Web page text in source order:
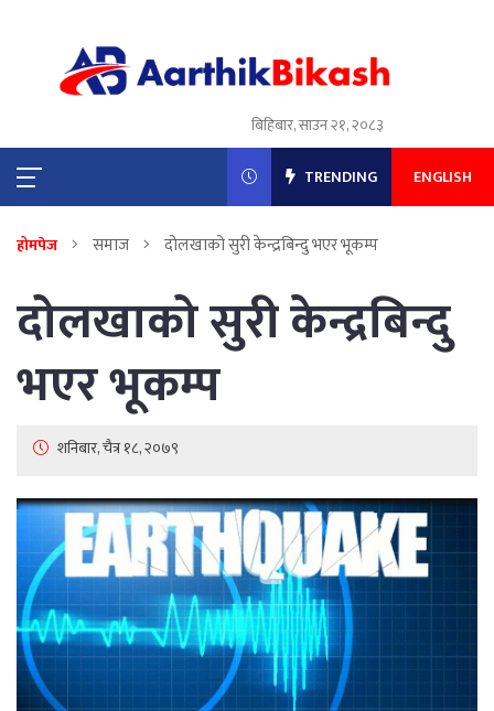
बिहिबार, साउन २१, २०८३
TRENDING ENGLISH
होमपेज समाज दोलखाको सुरी केन्द्रबिन्दु भएर भूकम्प
दोलखाको सुरी केन्द्रबिन्दु
भएर भूकम्प
शनिबार, चैत्र १८, २०७९